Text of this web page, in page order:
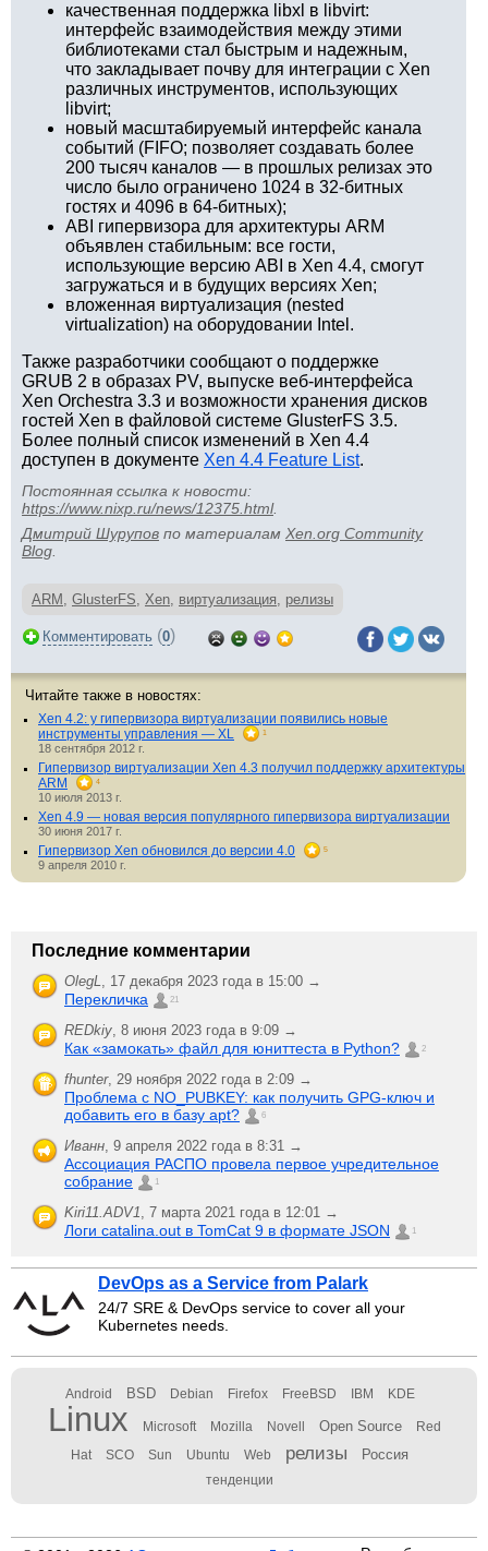
качественная поддержка libxl в libvirt:
интерфейс взаимодействия между этими
библиотеками стал быстрым и надежным,
что закладывает почву для интеграции с Xen
различных инструментов, использующих
libvirt;
новый масштабируемый интерфейс канала
событий (FIFO; позволяет создавать более
200 тысяч каналов — в прошлых релизах это
число было ограничено 1024 в 32-битных
гостях и 4096 в 64-битных);
ABI гипервизора для архитектуры ARM
объявлен стабильным: все гости,
использующие версию ABI в Xen 4.4, смогут
загружаться и в будущих версиях Xen;
вложенная виртуализация (nested
virtualization) на оборудовании Intel.
Также разработчики сообщают о поддержке
GRUB 2 в образах PV, выпуске веб-интерфейса
Xen Orchestra 3.3 и возможности хранения дисков
гостей Xen в файловой системе GlusterFS 3.5.
Более полный список изменений в Xen 4.4
доступен в документе Xen 4.4 Feature List.
Постоянная ссылка к новости:
https://www.nixp.ru/news/12375.html.
Дмитрий Шурупов по материалам Xen.org Community
Blog
ARM , GlusterFS, Xen, виртуализация, релизы
Комментировать (0)
Читайте также в новостях:
Xen 4.2: у гипервизора виртуализации появились новые
инструменты управления — XL
1
18 сентября 2012 г.
Гипервизор виртуализации Xen 4.3 получил поддержку архитектуры
ARM
4
10 июля 2013 г.
Xen 4.9 — новая версия популярного гипервизора виртуализации
30 июня 2017 г.
Гипервизор Xen обновился до версии 4.0 5
9 апреля 2010 г.
Последние комментарии
OlegL, 17 декабря 2023 года в 15:00 →
Перекличка 21
REDkiy, 8 июня 2023 года в 9:09 →
Как «замокать» файл для юниттеста в Python? 2
fhunter, 29 ноября 2022 года в 2:09 →
Проблема с NO_PUBKEY: как получить GPG-ключ и
добавить его в базу apt?
6
Иванн, 9 апреля 2022 года в 8:31 →
Ассоциация РАСПО провела первое учредительное
собрание
1
Kiri11.ADV1, 7 марта 2021 года в 12:01 →
Логи catalina.out в TomCat 9 в формате JSON 1
DevOps as a Service from Palark
24/7 SRE & DevOps service to cover all your
Kubernetes needs.
Android BSD Debian Firefox FreeBSD IBM KDE
Linux Microsoft Mozilla Novell Open Source Red
Hat SCO Sun Ubuntu Web релизы Россия
тенденции